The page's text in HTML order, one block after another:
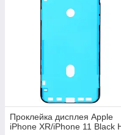
Проклейка дисплея Apple
iPhone XR/iPhone 11 Black